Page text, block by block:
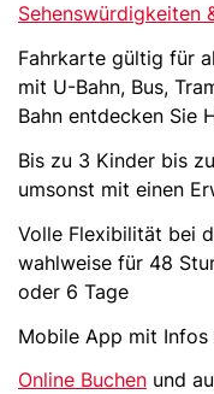
Sehenswürdigkeiten
Fahrkarte gültig für
mit U-Bahn, Bus,
Bahn entdecken Sie
Bis zu 3 Kinder bis
umsonst mit einen
Volle Flexibilität bei
wahlweise für 48
oder 6 Tage
Mobile App mit Infos
Online Buchen und